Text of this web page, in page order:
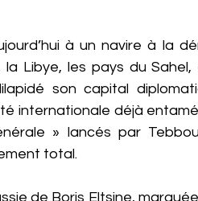
à un navire à la
Libye, les pays du
son capital
internationale déjà
» lancés par
total.
de Boris Eltsine,